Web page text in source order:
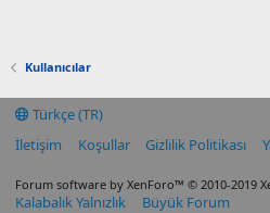
Kullanıcılar
Türkçe (TR)
İletişim
Koşullar Gizlilik Politikası
Forum software by XenForo™ © 2010-2019
Kalabalık Yalnızlık Büyük Forum